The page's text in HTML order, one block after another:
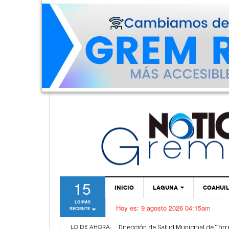
15
LO MÁS
RECIENTE
INICIO LAGUNA
TORREÓN
GÓMEZ PALACIO
Hoy es: 9 agosto 2026 04:15am
LO DE AHORA: